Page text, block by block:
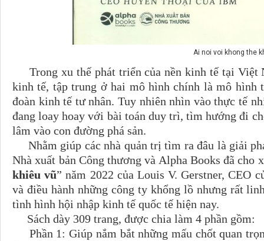
Ai noi voi khong the
Trong xu thế phát triển của nền kinh tế tại Việt
kinh tế, tập trung ở hai mô hình chính là mô hình
đoàn kinh tế tư nhân. Tuy nhiên nhìn vào thực tế
đang loay hoay với bài toán duy trì, tìm hướng đi
lâm vào con đường phá sản.
Nhằm giúp các nhà quản trị tìm ra đâu là giải
Nhà xuất bản Công thương và Alpha Books đã cho
khiêu vũ” năm 2022 của Louis V. Gerstner, CEO
và điều hành những công ty khổng lồ nhưng rất
tình hình hội nhập kinh tế quốc tế hiện nay.
Sách dày 309 trang, được chia làm 4 phần gồm:
Phần 1: Giúp nắm bắt những mấu chốt quan